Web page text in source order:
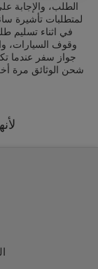
الطلب، والإجابة
لمتطلبات تأشيرة
في اثناء تسليم
وقوف السيارات،
جواز سفر عندما
شحن الوثائق مرة